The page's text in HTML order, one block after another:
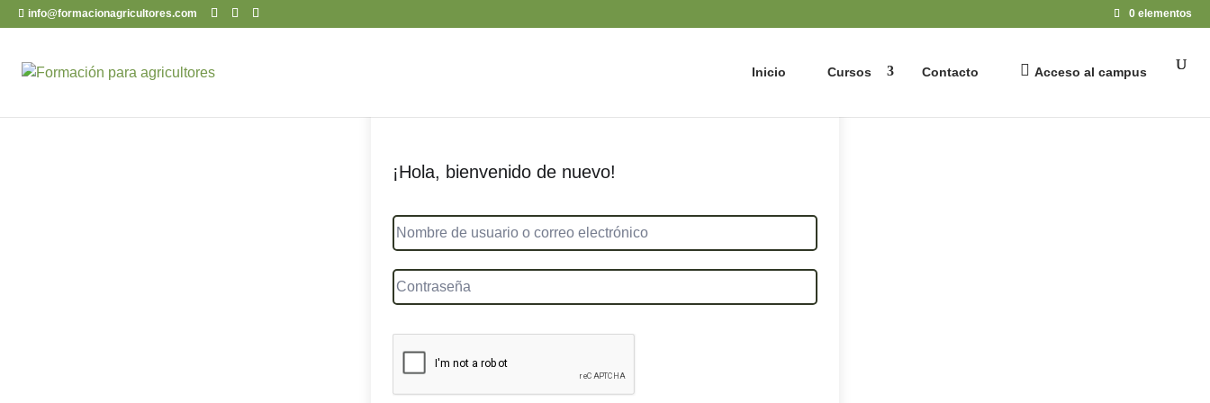
info@formacionagricultores.com 0 elementos
Inicio Cursos Contacto Acceso al campus
¡Hola, bienvenido de nuevo!